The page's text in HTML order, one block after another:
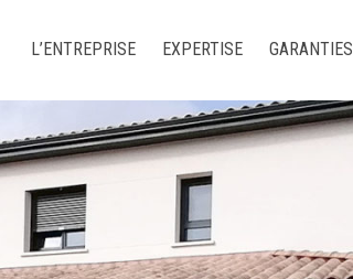
L’ENTREPRISE EXPERTISE GARANTIES